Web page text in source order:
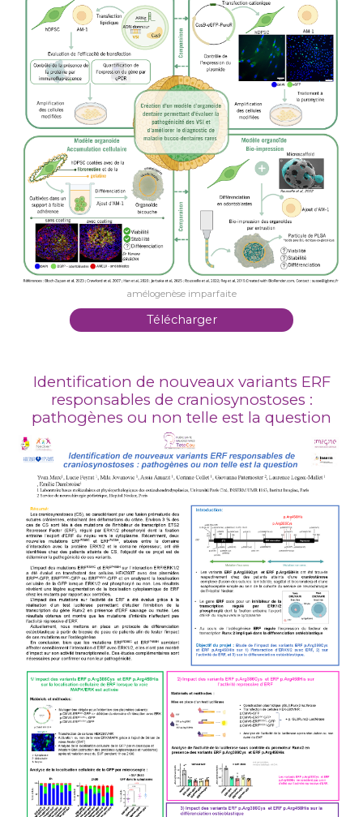
amélogenèse imparfaite
Télécharger
Identification de nouveaux variants ERF
responsables de craniosynostoses :
pathogènes ou non telle est la question